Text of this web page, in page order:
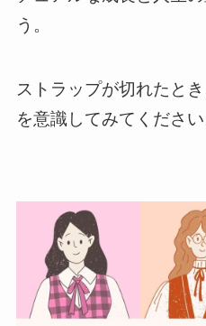
う。
ストラップが切れたと
を意識してみてください